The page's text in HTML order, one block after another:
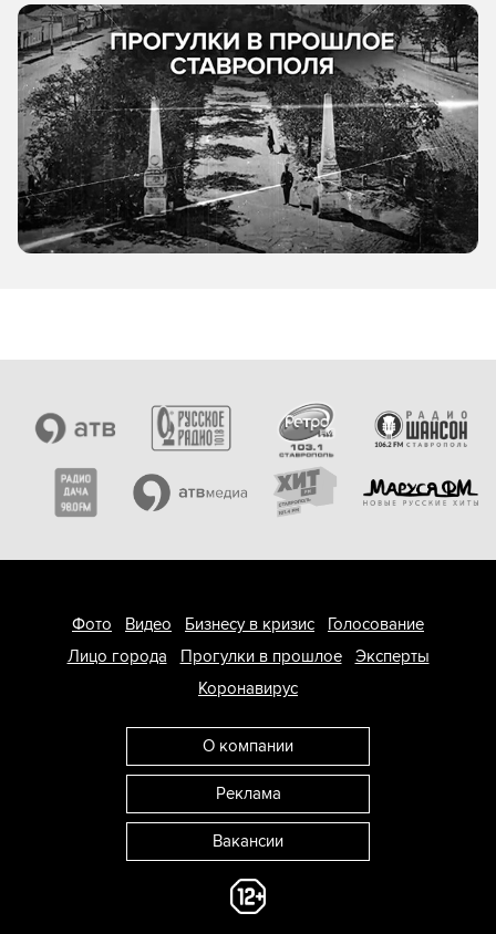
Фото Видео Бизнесу в кризис
Голосование
Лицо города
Прогулки в прошлое
Эксперты
Коронавирус
О компании
Реклама
Вакансии